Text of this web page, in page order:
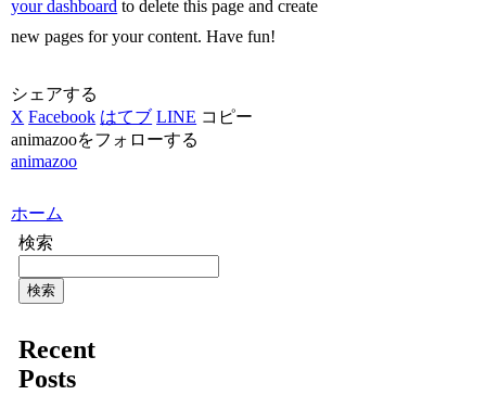
your dashboard to delete this page and create
new pages for your content. Have fun!
シェアする
X Facebook はてブ LINE コピー
animazooをフォローする
animazoo
ホーム
検索
検索
Recent
Posts